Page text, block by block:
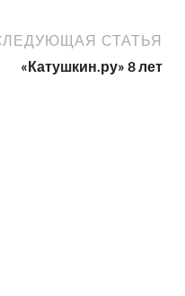
СТАТЬЯ
«Катушкин.ру» 8 лет